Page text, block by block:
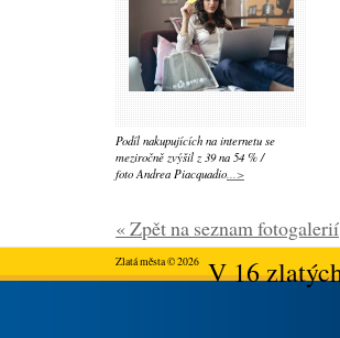
Podíl nakupujících na internetu se
meziročně zvýšil z 39 na 54 % /
foto Andrea Piacquadio...>
« Zpět na seznam fotogalerií
Zlatá města © 2026V 16